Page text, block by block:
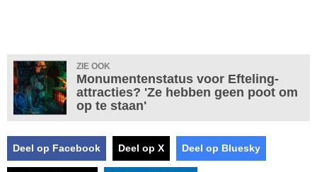
ZIE OOK
Monumentenstatus voor Efteling-
attracties? 'Ze hebben geen poot om
op te staan'
Deel op Facebook Deel op X Deel op Bluesky